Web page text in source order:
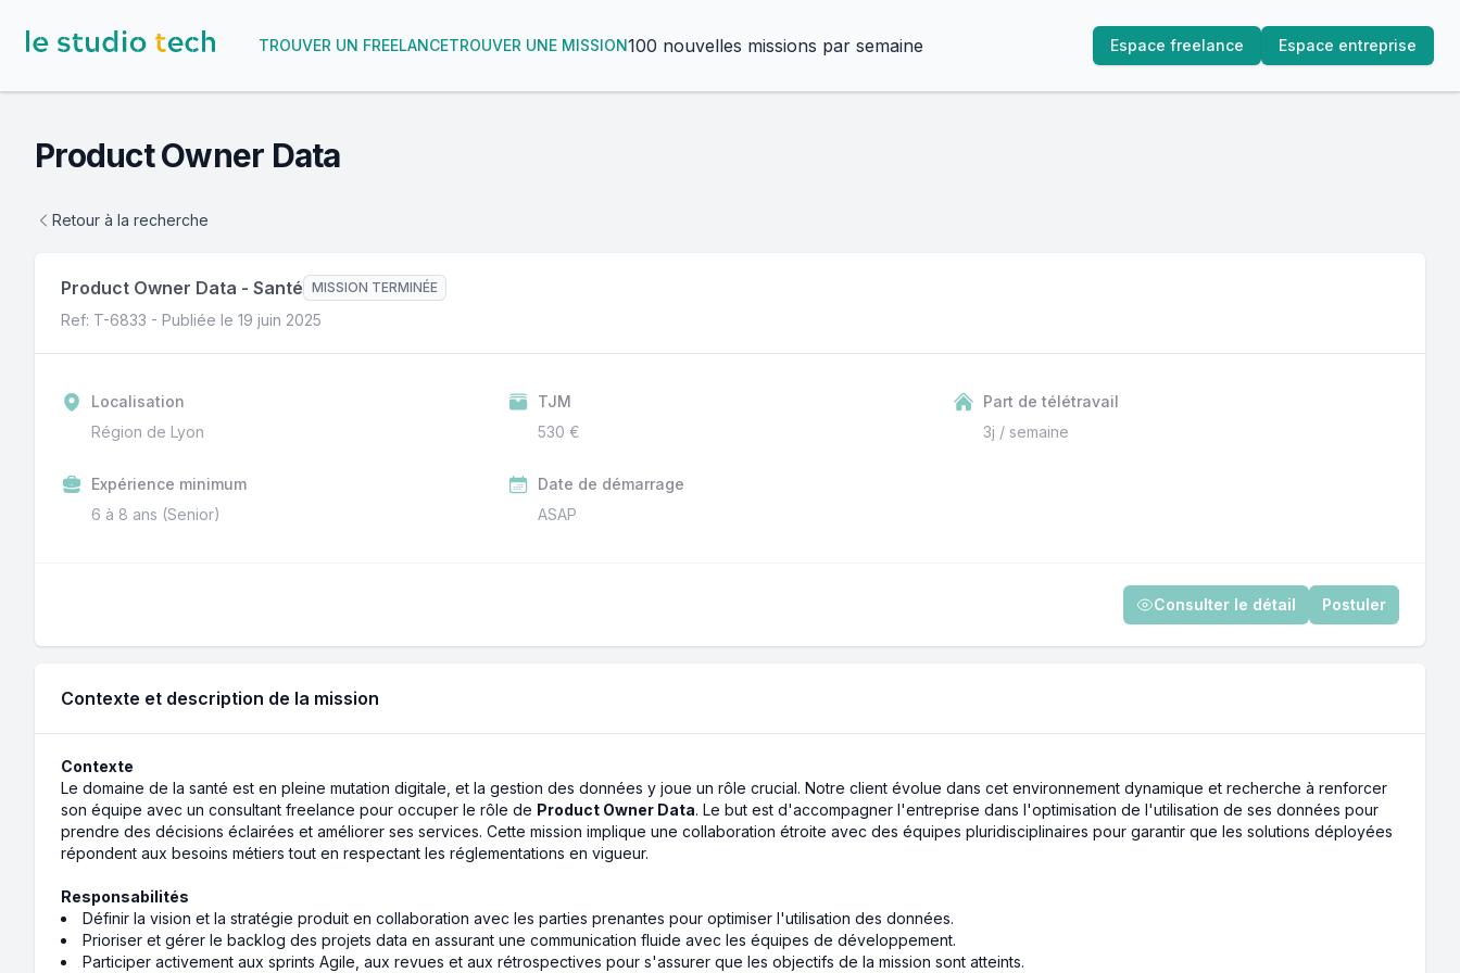
TROUVER UN FREELANCETROUVER UNE MISSION100 nouvelles missions par semaine Espace freelance Espace entreprise
Product Owner Data
Retour à la recherche
Product Owner Data - Santé MISSION TERMINÉE
Ref: T-6833 - Publiée le 19 juin 2025
Localisation
Région de Lyon
TJM
530 €
Part de télétravail
3j / semaine
Expérience minimum
6 à 8 ans (Senior)
Date de démarrage
ASAP
Consulter le détail Postuler
Contexte et description de la mission
Contexte
Le domaine de la santé est en pleine mutation digitale, et la gestion des données y joue un rôle crucial. Notre client évolue dans cet environnement dynamique et recherche à renforcer
son équipe avec un consultant freelance pour occuper le rôle de Product Owner Data. Le but est d'accompagner l'entreprise dans l'optimisation de l'utilisation de ses données pour
prendre des décisions éclairées et améliorer ses services. Cette mission implique une collaboration étroite avec des équipes pluridisciplinaires pour garantir que les solutions déployées
répondent aux besoins métiers tout en respectant les réglementations en vigueur.
Responsabilités
Définir la vision et la stratégie produit en collaboration avec les parties prenantes pour optimiser l'utilisation des données.
Prioriser et gérer le backlog des projets data en assurant une communication fluide avec les équipes de développement.
Participer activement aux sprints Agile, aux revues et aux rétrospectives pour s'assurer que les objectifs de la mission sont atteints.